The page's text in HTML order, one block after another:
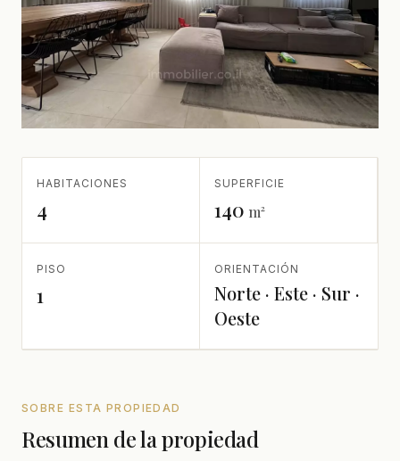
HABITACIONES
4
SUPERFICIE
140 m²
PISO
1
ORIENTACIÓN
Norte · Este · Sur ·
Oeste
SOBRE ESTA PROPIEDAD
Resumen de la propiedad